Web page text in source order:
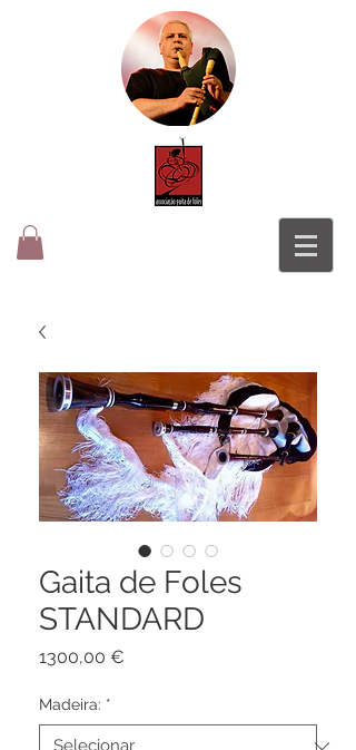
Gaita de Foles
STANDARD
1300,00 €
Madeira: *